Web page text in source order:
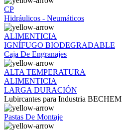
CP
Hidráulicos - Neumáticos
ALIMENTICIA
IGNÍFUGO BIODEGRADABLE
Caja De Engranajes
ALTA TEMPERATURA
ALIMENTICIA
LARGA DURACIÓN
Lubircantes para Industria BECHEM
Pastas De Montaje